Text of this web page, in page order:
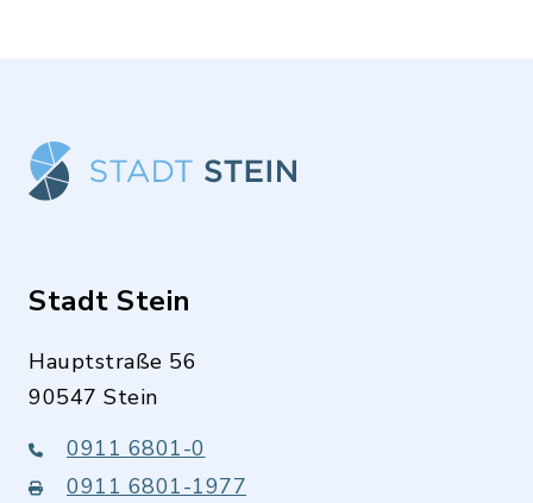
Stadt Stein
Hauptstraße 56
90547 Stein
0911 6801-0
0911 6801-1977